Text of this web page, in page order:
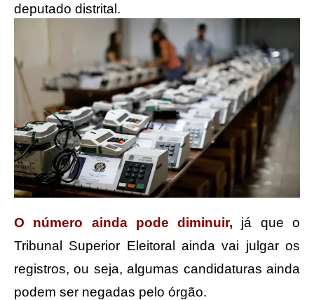
deputado distrital.
O número ainda pode diminuir, já que o
Tribunal Superior Eleitoral ainda vai julgar os
registros, ou seja, algumas candidaturas ainda
podem ser negadas pelo órgão.